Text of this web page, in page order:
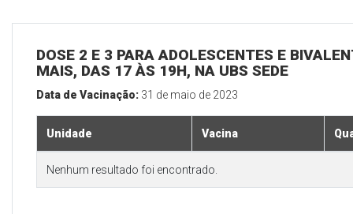
DOSE 2 E 3 PARA ADOLESCENTES E
MAIS, DAS 17 ÀS 19H, NA UBS SEDE
Data de Vacinação: 31 de maio de 2023
Unidade Vacina
Nenhum resultado foi encontrado.